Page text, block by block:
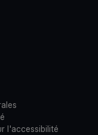
l'accessibilité